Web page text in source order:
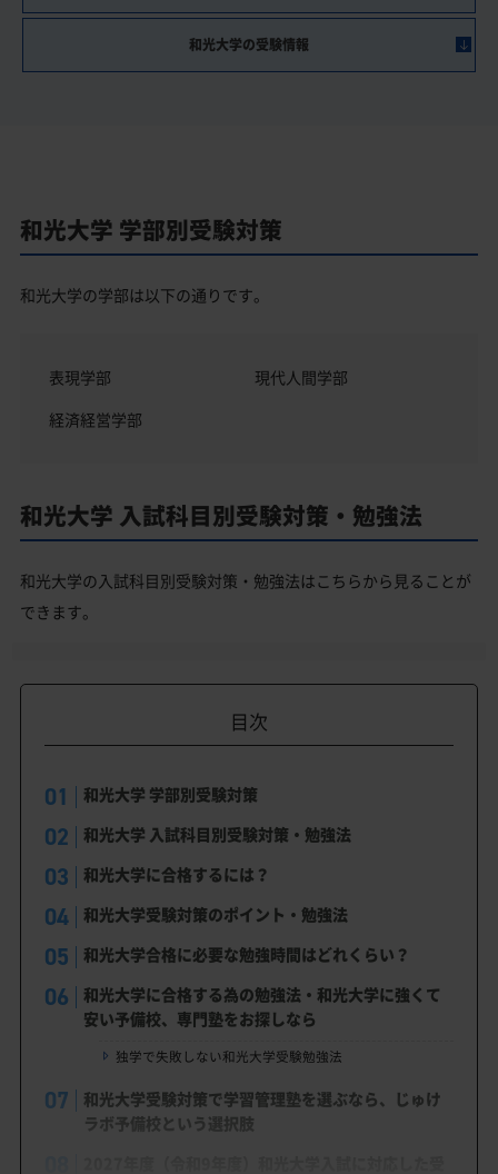
和光大学の受験情報
和光大学 学部別受験対策
和光大学の学部は以下の通りです。
表現学部
現代人間学部
経済経営学部
和光大学 入試科目別受験対策・勉強法
和光大学の入試科目別受験対策・勉強法はこちらから見ることが
できます。
目次
和光大学 学部別受験対策
和光大学 入試科目別受験対策・勉強法
和光大学に合格するには？
和光大学受験対策のポイント・勉強法
和光大学合格に必要な勉強時間はどれくらい？
和光大学に合格する為の勉強法・和光大学に強くて
安い予備校、専門塾をお探しなら
独学で失敗しない和光大学受験勉強法
和光大学受験対策で学習管理塾を選ぶなら、じゅけ
ラボ予備校という選択肢